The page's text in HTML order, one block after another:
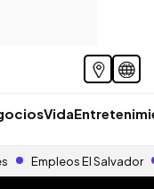
Vida
Empleos El Salvador